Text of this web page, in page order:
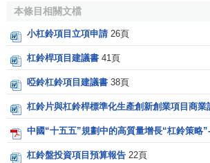
可以更好地滿足銀行
杠鈴策略的缺點在於，其交易的成本
略，因為每當短期證券到期或長期證券到
銀行都要進入證券市場變現買賣。所以對
力、交易能力和投資經營能力的要求較高
本條目相關文檔
小杠鈴項目立項申請 26頁
杠鈴桿項目建議書 41頁
啞鈴杠鈴項目建議書 38頁
杠鈴片與杠鈴桿標準化生產創新創業項目商業
中國“十五五”規劃中的高質量增長“杠鈴策略
杠鈴盤投資項目預算報告 22頁